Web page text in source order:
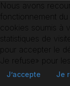
Nous avons
fonctionnement
cookies soumis à
statistiques de
pour accepter le
Je refuse» pour
J’accepte Je